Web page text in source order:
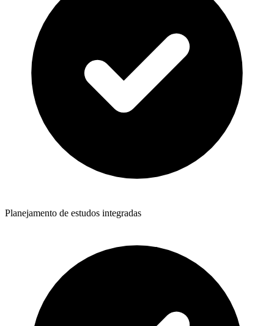
Planejamento de estudos integradas